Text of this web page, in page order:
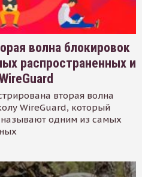
волна блокировок
распространенных и
вторая волна
WireGuard, который
одним из самых